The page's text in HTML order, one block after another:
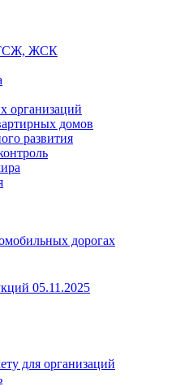
ТСЖ, ЖСК
организаций
домов
развития
дорогах
05.11.2025
для организаций